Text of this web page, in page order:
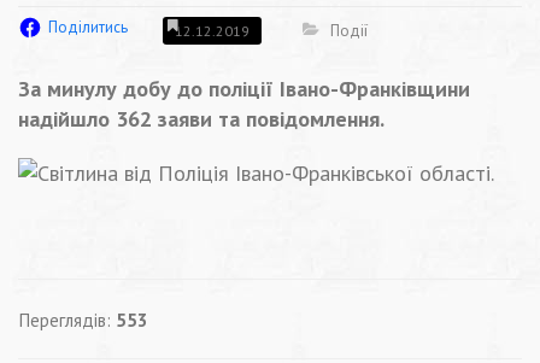
Поділитись 12.12.2019 Події
За минулу добу до поліції Івано-Франківщини
надійшло 362 заяви та повідомлення.
Переглядів: 553